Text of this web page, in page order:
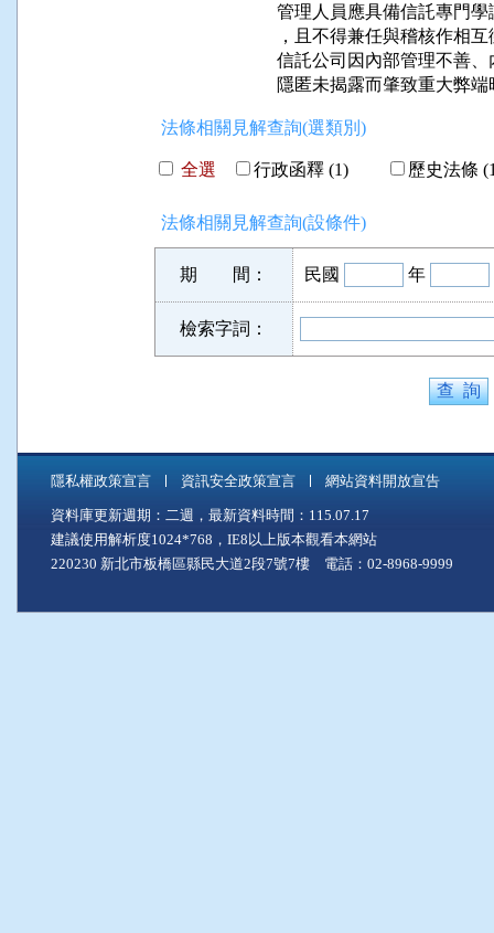
管理人員應具備信託專門
，且不得兼任與稽核作相
信託公司因內部管理不善
隱匿未揭露而肇致重大弊
法條相關見解查詢(選類別)
全選 行政函釋 (1) 歷史法條
法條相關見解查詢(設條件)
期 間： 民國 年
檢索字詞：
隱私權政策宣言 資訊安全政策宣言 網站資料開放宣告
資料庫更新週期：二週，最新資料時間：115.07.17
建議使用解析度1024*768，IE8以上版本觀看本網站
220230 新北市板橋區縣民大道2段7號7樓 電話：02-8968-9999